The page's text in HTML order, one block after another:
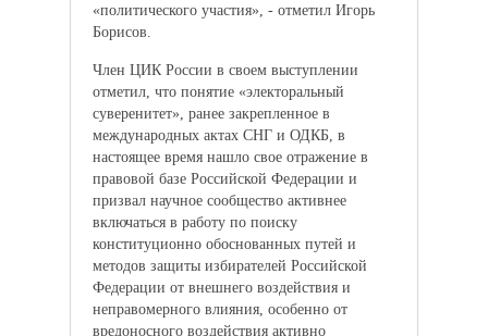
«политического участия», - отметил Игорь
Борисов.
Член ЦИК России в своем выступлении
отметил, что понятие «электоральный
суверенитет», ранее закрепленное в
международных актах СНГ и ОДКБ, в
настоящее время нашло свое отражение в
правовой базе Российской Федерации и
призвал научное сообщество активнее
включаться в работу по поиску
конституционно обоснованных путей и
методов защиты избирателей Российской
Федерации от внешнего воздействия и
неправомерного влияния, особенно от
вредоносного воздействия активно